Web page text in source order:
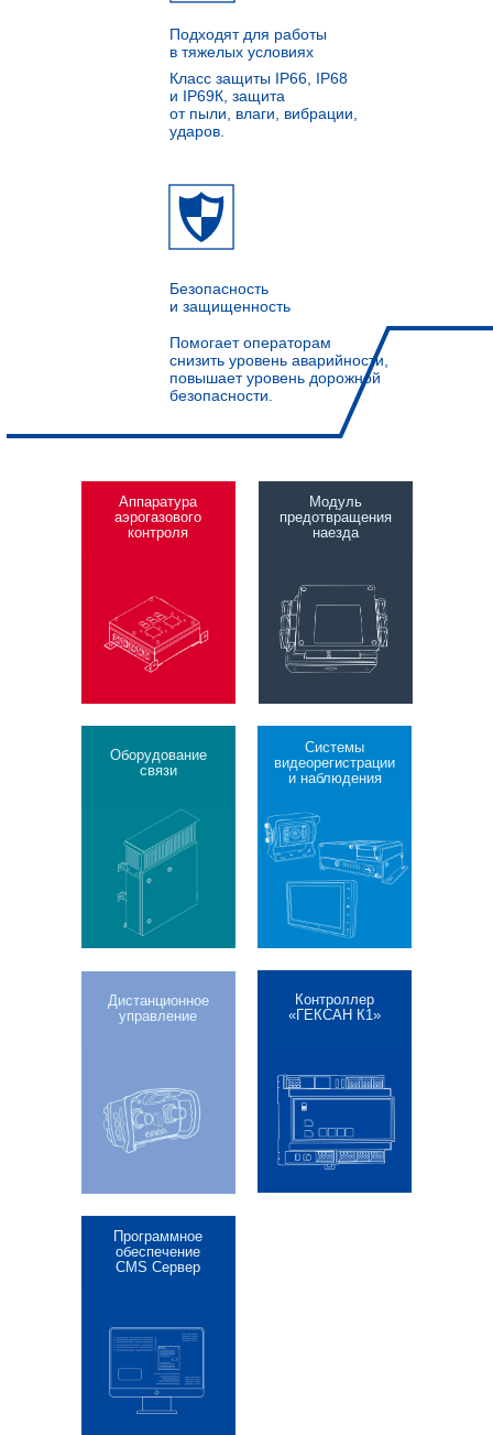
Аппаратура
аэрогазового
контроля
Модуль
предотвращения
наезда
Оборудование
связи
Подходят для работы
в тяжелых условиях
Класс защиты IP66, IP68
и IP69К, защита
от пыли, влаги, вибрации,
ударов.
Помогает операторам
снизить уровень аварийности,
повышает уровень дорожной
безопасности.
Безопасность
и защищенность
Дистанционное
управление
Системы
видеорегистрации
и наблюдения
Контроллер
«ГЕКСАН К1»
Программное
обеспечение
CMS Сервер